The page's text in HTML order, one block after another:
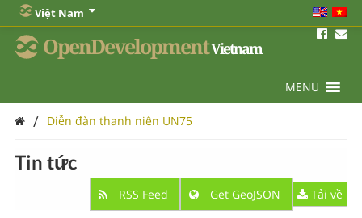
Việt Nam
OpenDevelopmentVietnam
MENU
/ Diễn đàn thanh niên UN75
Tin tức
RSS Feed Get GeoJSON Tải về